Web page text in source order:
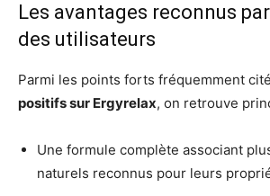
Les avantages reconnus
des utilisateurs
Parmi les points forts fréquemment
positifs sur Ergyrelax, on retrouve
Une formule complète associant
naturels reconnus pour leurs